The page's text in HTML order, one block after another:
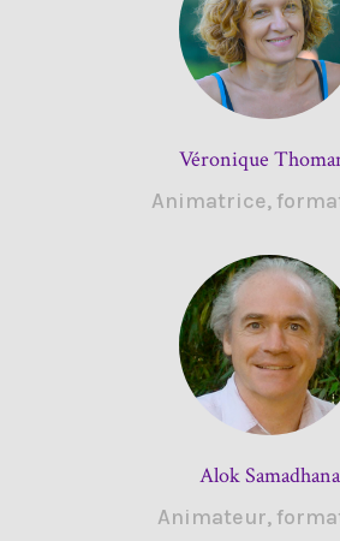
Véronique
Animatrice,
Alok Samadhana
Animateur,